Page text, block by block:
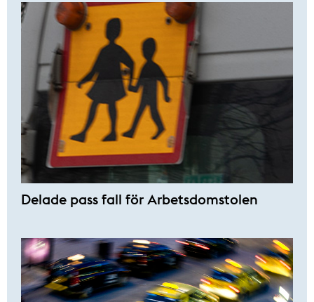
Delade pass fall för Arbetsdomstolen